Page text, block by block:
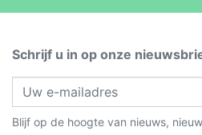
Schrijf u in op onze
Blijf op de hoogte van nieuws,